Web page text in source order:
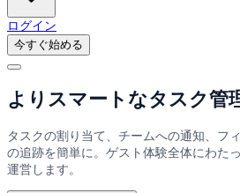
ログイン
今すぐ始める
よりスマートなタスク管
タスクの割り当て、チームへの通知、フ
の追跡を簡単に。ゲスト体験全体にわた
運営します。